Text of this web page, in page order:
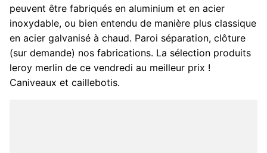
peuvent être fabriqués en aluminium et en acier
inoxydable, ou bien entendu de manière plus classique
en acier galvanisé à chaud. Paroi séparation, clôture
(sur demande) nos fabrications. La sélection produits
leroy merlin de ce vendredi au meilleur prix !
Caniveaux et caillebotis.